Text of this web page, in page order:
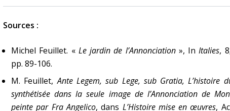
Sources :
Michel Feuillet. « Le jardin de l’Annonciation», InItalies,
pp. 89-106.
M. Feuillet,Ante Legem, sub Lege, sub Gratia, L’histoire
synthétisée dans la seule image de l’Annonciation de
peinte par Fra Angelico, dans L’Histoire mise en œuvres,